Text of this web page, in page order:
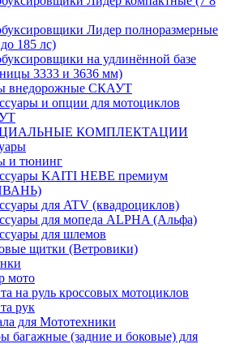
Лидер полноразмерные
185 лс)
на удлинённой базе
3333 и 3636 мм)
внедорожные СКАУТ
и опции для мотоциклов
КОМПЛЕКТАЦИИ
и тюнинг
KAITI HEBE премиум
для ATV (квадроциклов)
для мопеда ALPHA (Альфа)
для шлемов
щитки (Ветровики)
мото
на руль кроссовых мотоциклов
рук
для Мототехники
багажные (задние и боковые) для